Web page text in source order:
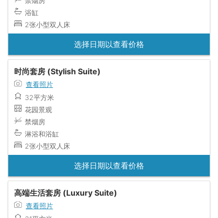
浴缸
2张小型双人床
选择日期以查看价格
时尚套房 (Stylish Suite)
查看照片
32平方米
花园景观
禁烟房
淋浴和浴缸
2张小型双人床
选择日期以查看价格
高端生活套房 (Luxury Suite)
查看照片